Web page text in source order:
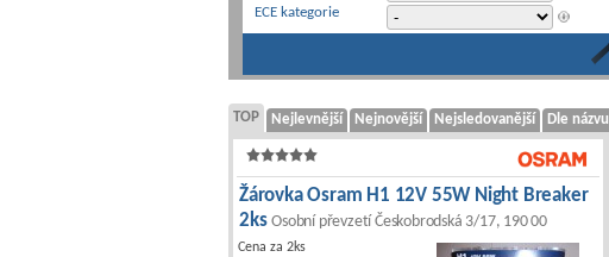
ECE kategorie
TOP
Nejlevnější Nejnovější Nejsledovanější Dle názvu
Žárovka Osram H1 12V 55W Night Breaker
2ksOsobní převzetí Českobrodská 3/17, 190 00
Cena za 2ks